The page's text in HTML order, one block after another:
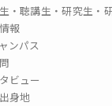
・聴講生・研究生・
報
ンパス
ビュー
身地